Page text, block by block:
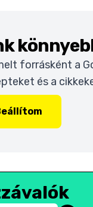
forrásként a
és a